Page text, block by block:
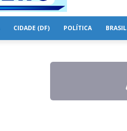
CIDADE (DF) POLÍTICA BRASIL